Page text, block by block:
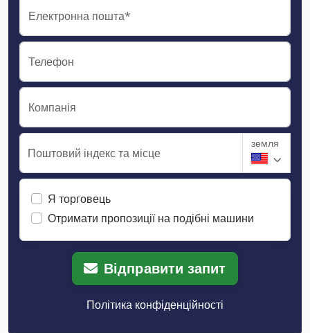
Електронна пошта*
Телефон
Компанія
Поштовий індекс та місце
земля
Я торговець
Отримати пропозиції на подібні машини
Відправити запит
Політика конфіденційності